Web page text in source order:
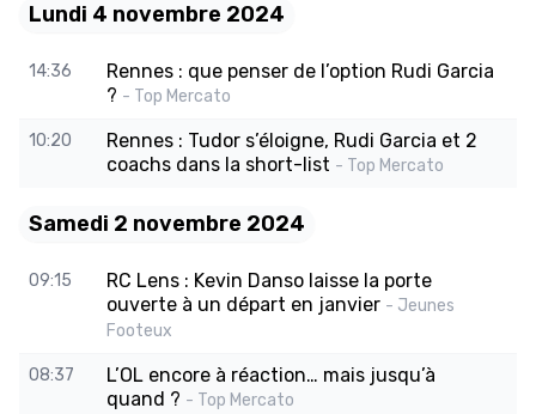
Lundi 4 novembre 2024
14:36
Rennes : que penser de l’option Rudi Garcia
? - Top Mercato
10:20
Rennes : Tudor s’éloigne, Rudi Garcia et 2
coachs dans la short-list - Top Mercato
Samedi 2 novembre 2024
09:15
RC Lens : Kevin Danso laisse la porte
ouverte à un départ en janvier - Jeunes
Footeux
08:37
L’OL encore à réaction… mais jusqu’à
quand ? - Top Mercato